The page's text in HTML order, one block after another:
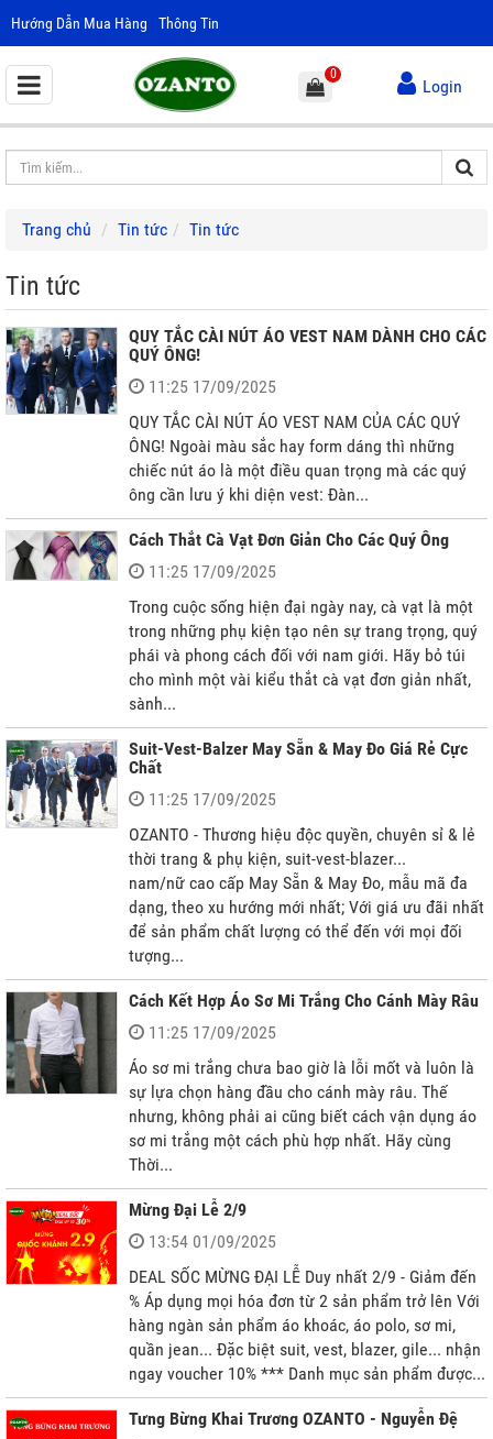
Hướng Dẫn Mua Hàng Thông Tin
0
Login
Trang chủ Tin tức Tin tức
Tin tức
QUY TẮC CÀI NÚT ÁO VEST NAM DÀNH CHO CÁC
QUÝ ÔNG!
11:25 17/09/2025
QUY TẮC CÀI NÚT ÁO VEST NAM CỦA CÁC QUÝ
ÔNG! Ngoài màu sắc hay form dáng thì những
chiếc nút áo là một điều quan trọng mà các quý
ông cần lưu ý khi diện vest: Đàn...
Cách Thắt Cà Vạt Đơn Giản Cho Các Quý Ông
11:25 17/09/2025
Trong cuộc sống hiện đại ngày nay, cà vạt là một
trong những phụ kiện tạo nên sự trang trọng, quý
phái và phong cách đối với nam giới. Hãy bỏ túi
cho mình một vài kiểu thắt cà vạt đơn giản nhất,
sành...
Suit-Vest-Balzer May Sẵn & May Đo Giá Rẻ Cực
Chất
11:25 17/09/2025
OZANTO - Thương hiệu độc quyền, chuyên sỉ & lẻ
thời trang & phụ kiện, suit-vest-blazer...
nam/nữ cao cấp May Sẵn & May Đo, mẫu mã đa
dạng, theo xu hướng mới nhất; Với giá ưu đãi nhất
để sản phẩm chất lượng có thể đến với mọi đối
tượng...
Cách Kết Hợp Áo Sơ Mi Trắng Cho Cánh Mày Râu
11:25 17/09/2025
Áo sơ mi trắng chưa bao giờ là lỗi mốt và luôn là
sự lựa chọn hàng đầu cho cánh mày râu. Thế
nhưng, không phải ai cũng biết cách vận dụng áo
sơ mi trắng một cách phù hợp nhất. Hãy cùng
Thời...
Mừng Đại Lễ 2/9
13:54 01/09/2025
DEAL SỐC MỪNG ĐẠI LỄ Duy nhất 2/9 - Giảm đến
% Áp dụng mọi hóa đơn từ 2 sản phẩm trở lên Với
hàng ngàn sản phẩm áo khoác, áo polo, sơ mi,
quần jean... Đặc biệt suit, vest, blazer, gile... nhận
ngay voucher 10% *** Danh mục sản phẩm được...
Tưng Bừng Khai Trương OZANTO - Nguyễn Đệ